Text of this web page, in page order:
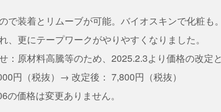
で装着とリムーブが可能。バイオスキンで化粧も
、更にテープワークがやりやすくなりました。
：原材料高騰等のため、2025.2.3より価格の改定
円（税抜）→ 改定後： 7,800円（税抜）
の価格は変更ありません。